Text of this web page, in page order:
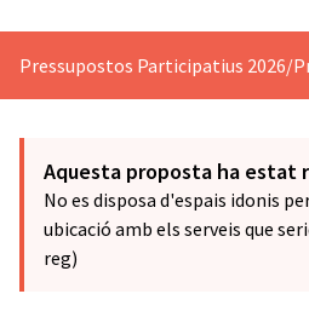
Pressupostos Participatius 2026/
Aquesta proposta ha estat
No es disposa d'espais idonis
ubicació amb els serveis que
reg)